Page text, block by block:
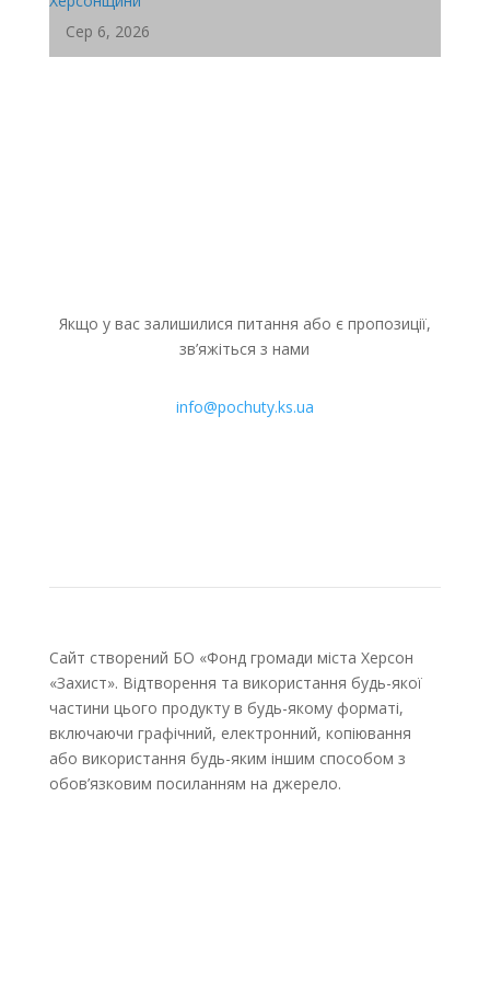
Сер 6, 2026
Якщо у вас залишилися питання або є пропозиції,
зв’яжіться з нами
info@pochuty.ks.ua
Сайт створений БО «Фонд громади міста Херсон
«Захист». Відтворення та використання будь-якої
частини цього продукту в будь-якому форматі,
включаючи графічний, електронний, копіювання
або використання будь-яким іншим способом з
обов’язковим посиланням на джерело.